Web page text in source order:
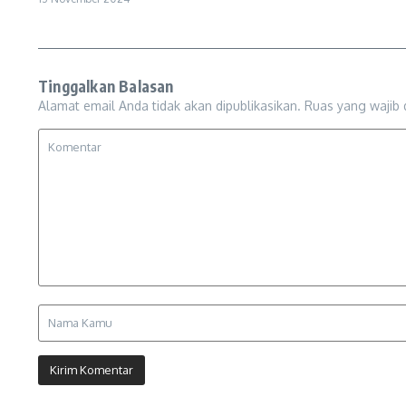
Tinggalkan Balasan
Alamat email Anda tidak akan dipublikasikan. Ruas yang wajib